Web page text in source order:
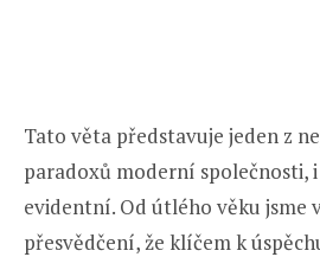
Tato věta představuje jeden z
paradoxů moderní společnosti,
evidentní. Od útlého věku jsme
přesvědčení, že klíčem k